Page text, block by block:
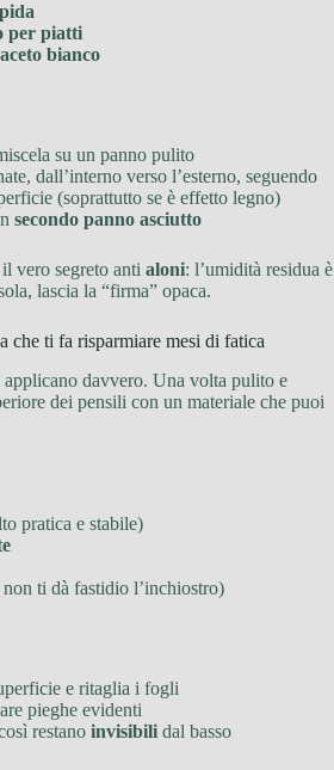
per piatti
bianco
su un panno pulito
dall’interno verso l’esterno, seguendo
(soprattutto se è effetto legno)
secondo panno asciutto
vero segreto anti aloni: l’umidità residua è
lascia la “firma” opaca.
che ti fa risparmiare mesi di fatica
davvero. Una volta pulito e
dei pensili con un materiale che puoi
pratica e stabile)
non ti dà fastidio l’inchiostro)
e ritaglia i fogli
pieghe evidenti
restano invisibili dal basso